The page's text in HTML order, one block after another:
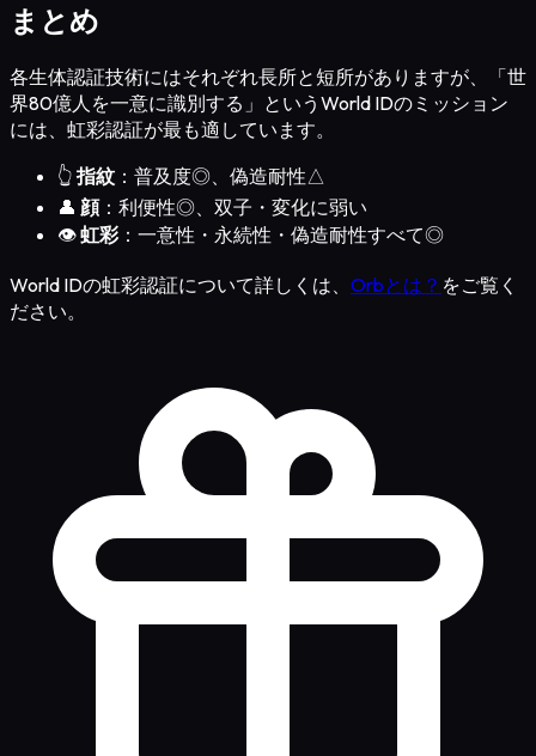
まとめ
各生体認証技術にはそれぞれ長所と短所がありますが、「世
界80億人を一意に識別する」というWorld IDのミッション
には、虹彩認証が最も適しています。
👆 指紋 ：普及度◎、偽造耐性△
👤 顔：利便性◎、双子・変化に弱い
👁️虹彩：一意性・永続性・偽造耐性すべて◎
World IDの虹彩認証について詳しくは、 Orbとは？ をご覧く
ださい。